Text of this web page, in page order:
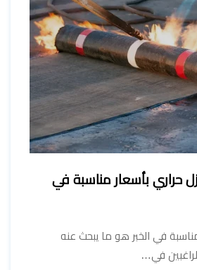
حراري بأسعار مناسبة في
في الخبر هو ما يبحث عنه
في…